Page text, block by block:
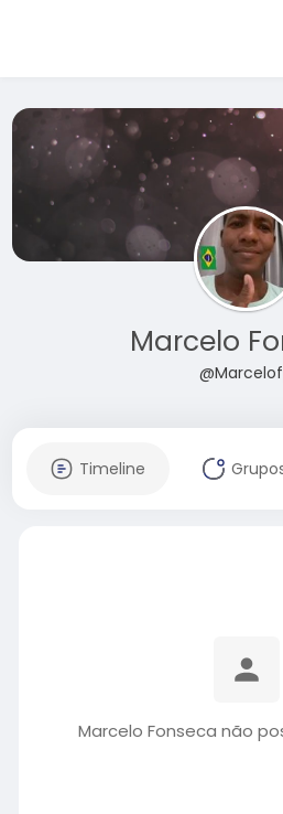
Marcelo
Timeline
Marcelo Fonseca não